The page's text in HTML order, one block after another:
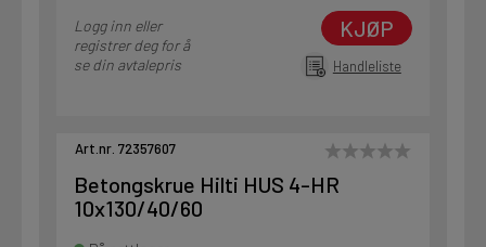
Logg inn eller
registrer deg for å
se din avtalepris
KJØP
Handleliste
Art.nr. 72357607
Betongskrue Hilti HUS 4-HR
10x130/40/60